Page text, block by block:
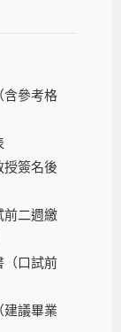
含參考格
授簽名後
前二週繳
（口試前
建議畢業